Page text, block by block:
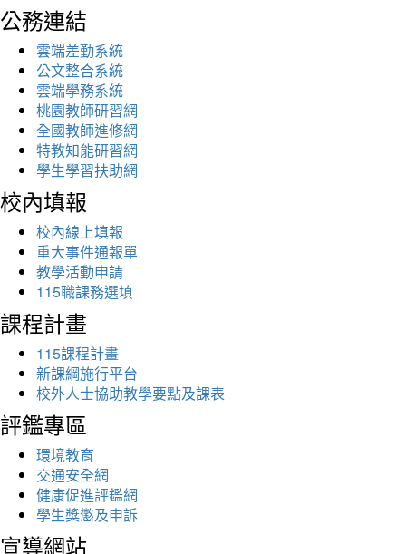
公務連結
雲端差勤系統
公文整合系統
雲端學務系統
桃園教師研習網
全國教師進修網
特教知能研習網
學生學習扶助網
校內填報
校內線上填報
重大事件通報單
教學活動申請
115職課務選填
課程計畫
115課程計畫
新課綱施行平台
校外人士協助教學要點及課表
評鑑專區
環境教育
交通安全網
健康促進評鑑網
學生獎懲及申訴
宣導網站